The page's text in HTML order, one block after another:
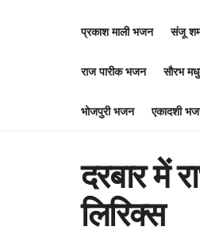
प्रकाश माली भजन संजू
राज पारीक भजन सौरभ
भोजपुरी भजन एकादशी
दरबार में
लिरिक्स